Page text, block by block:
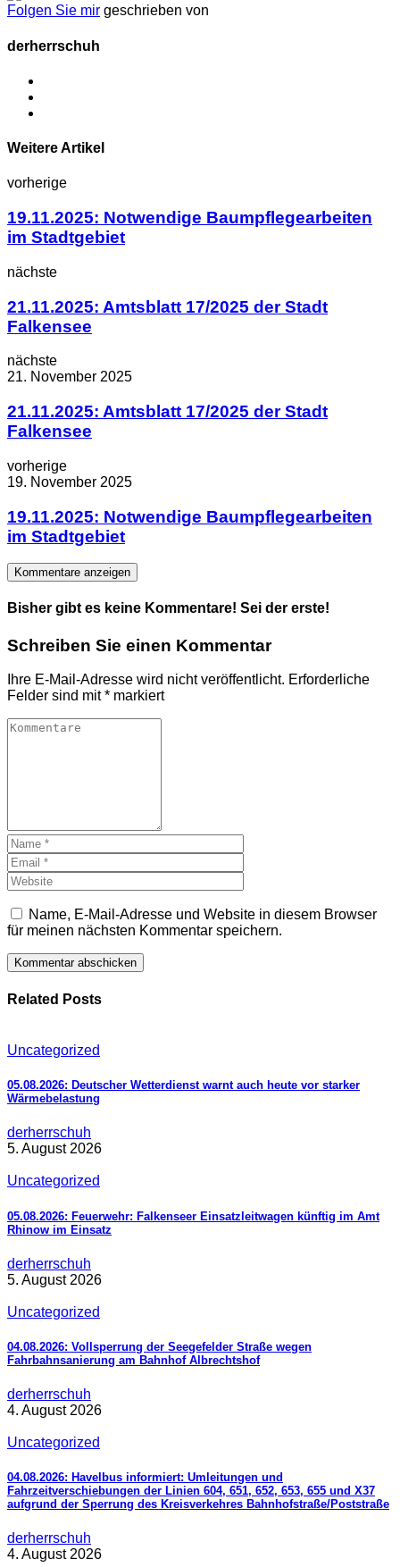
Folgen Sie mir geschrieben von
derherrschuh
Weitere Artikel
vorherige
19.11.2025: Notwendige Baumpflegearbeiten
im Stadtgebiet
nächste
21.11.2025: Amtsblatt 17/2025 der Stadt
Falkensee
nächste
21. November 2025
21.11.2025: Amtsblatt 17/2025 der Stadt
Falkensee
vorherige
19. November 2025
19.11.2025: Notwendige Baumpflegearbeiten
im Stadtgebiet
Kommentare anzeigen
Bisher gibt es keine Kommentare! Sei der erste!
Schreiben Sie einen Kommentar
Ihre E-Mail-Adresse wird nicht veröffentlicht. Erforderliche
Felder sind mit* markiert
Name, E-Mail-Adresse und Website in diesem Browser
für meinen nächsten Kommentar speichern.
Related Posts
Uncategorized
05.08.2026: Deutscher Wetterdienst warnt auch heute vor starker
Wärmebelastung
derherrschuh
5. August 2026
Uncategorized
05.08.2026: Feuerwehr: Falkenseer Einsatzleitwagen künftig im Amt
Rhinow im Einsatz
derherrschuh
5. August 2026
Uncategorized
04.08.2026: Vollsperrung der Seegefelder Straße wegen
Fahrbahnsanierung am Bahnhof Albrechtshof
derherrschuh
4. August 2026
Uncategorized
04.08.2026: Havelbus informiert: Umleitungen und
Fahrzeitverschiebungen der Linien 604, 651, 652, 653, 655 und X37
aufgrund der Sperrung des Kreisverkehres Bahnhofstraße/Poststraße
derherrschuh
4. August 2026